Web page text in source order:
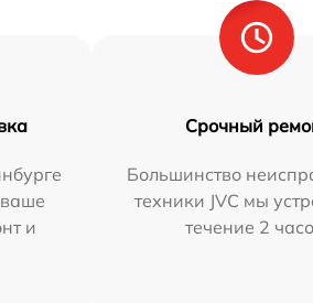
ваше
и
Срочный
Большинство
техники JVC мы
течение 2